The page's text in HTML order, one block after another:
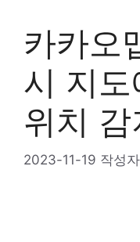
카카오
시 지
위치 감
2023-11-19 작성